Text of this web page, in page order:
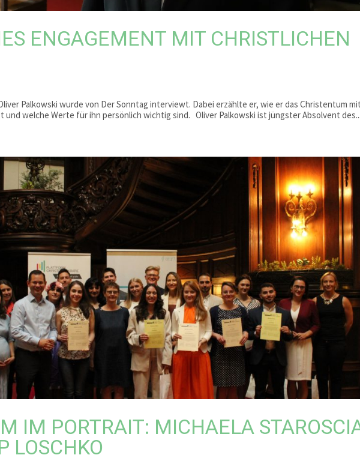
ENGAGEMENT MIT CHRISTLICHEN
Palkowski wurde von Der Sonntag interviewt. Dabei erzählte er, wie er das Christentum
und welche Werte für ihn persönlich wichtig sind. Oliver Palkowski ist jüngster Absolvent
IM PORTRAIT: MICHAELA
LOSCHKO